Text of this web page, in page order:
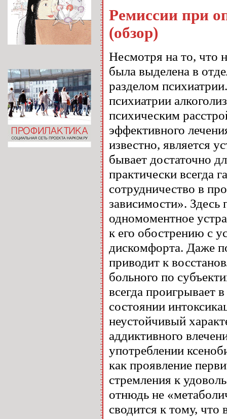
Ремиссии при
(обзор)
Несмотря на то, что
была выделена в
разделом
психиатрии
психическим
эффективного
известно, является
бывает достаточно
практически всегда
сотрудничество в
зависимости».
одномоментное
к его обострению с
дискомфорта. Даже
приводит к
больного по
всегда проигрывает
состоянии
неустойчивый
аддиктивного
употреблении
как проявление
стремления к
отнюдь не
сводится к тому,